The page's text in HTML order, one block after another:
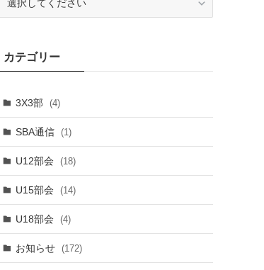
カテゴリー
3X3部 (4)
SBA通信 (1)
U12部会 (18)
U15部会 (14)
U18部会 (4)
お知らせ (172)